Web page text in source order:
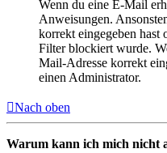
Wenn du eine E-Mail
Anweisungen.
korrekt eingegeben hast
Filter blockiert wurde.
Mail-Adresse korrekt
einen Administrator.
Nach oben
Warum kann ich mich nicht